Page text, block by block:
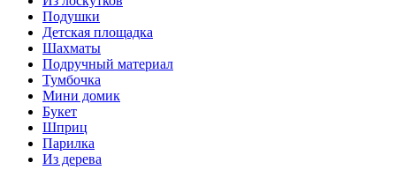
Подушки
Детская площадка
Шахматы
Подручный материал
Тумбочка
Мини домик
Букет
Шприц
Парилка
Из дерева